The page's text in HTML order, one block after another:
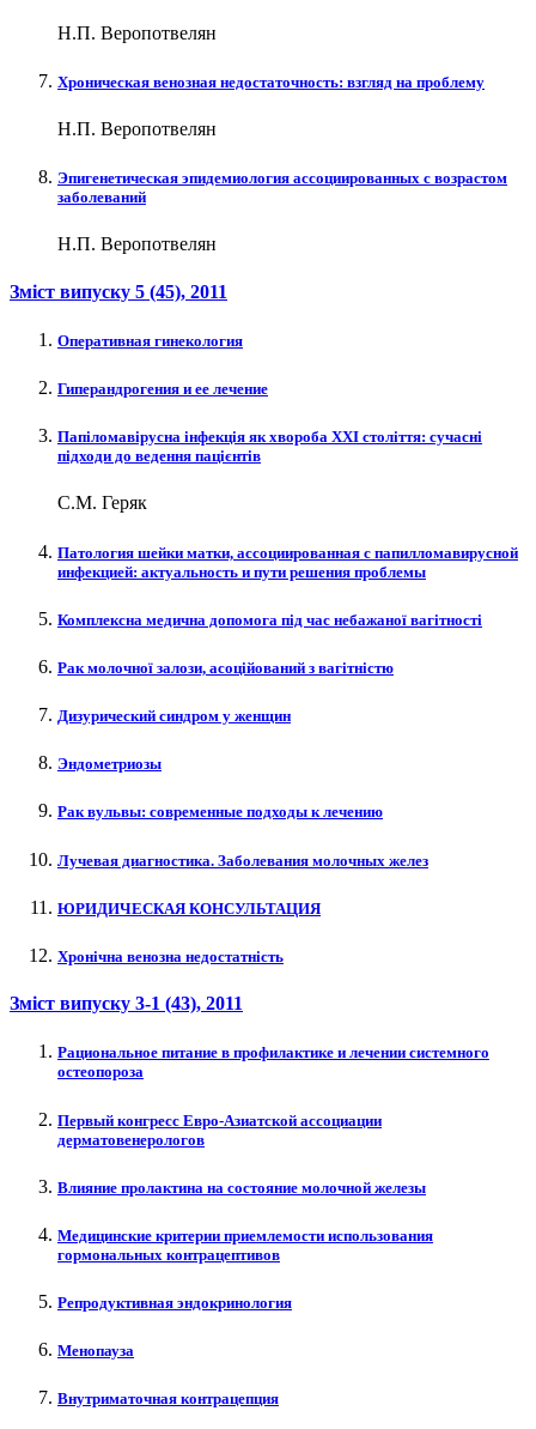
Н.П. Веропотвелян
Хроническая венозная недостаточность: взгляд на проблему
Н.П. Веропотвелян
Эпигенетическая эпидемиология ассоциированных с возрастом
заболеваний
Н.П. Веропотвелян
Зміст випуску 5 (45), 2011
Оперативная гинекология
Гиперандрогения и ее лечение
Папіломавірусна інфекція як хвороба XXI століття: сучасні
підходи до ведення пацієнтів
С.М. Геряк
Патология шейки матки, ассоциированная с папилломавирусной
инфекцией: актуальность и пути решения проблемы
Комплексна медична допомога під час небажаної вагітності
Рак молочної залози, асоційований з вагітністю
Дизурический синдром у женщин
Эндометриозы
Рак вульвы: современные подходы к лечению
Лучевая диагностика. Заболевания молочных желез
ЮРИДИЧЕСКАЯ КОНСУЛЬТАЦИЯ
Хронічна венозна недостатність
Зміст випуску 3-1 (43), 2011
Рациональное питание в профилактике и лечении системного
остеопороза
Первый конгресс Евро-Азиатской ассоциации
дерматовенерологов
Влияние пролактина на состояние молочной железы
Медицинские критерии приемлемости использования
гормональных контрацептивов
Репродуктивная эндокринология
Менопауза
Внутриматочная контрацепция